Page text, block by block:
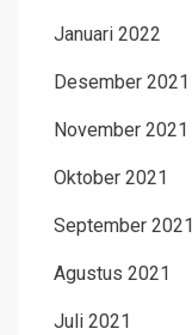
Januari 2022
Desember 2021
November 2021
Oktober 2021
September 2021
Agustus 2021
Juli 2021